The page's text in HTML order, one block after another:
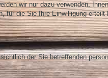
wir nur dazu verwenden,
für die Sie Ihre Einwilligung
der Sie betreffenden